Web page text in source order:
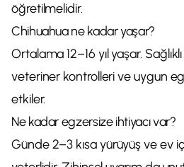
öğretilmelidir.
Chihuahua ne kadar yaşar?
Ortalama 12–16 yıl yaşar.
veteriner kontrolleri ve uygun
etkiler.
Ne kadar egzersize ihtiyacı var?
Günde 2–3 kısa yürüyüş ve ev